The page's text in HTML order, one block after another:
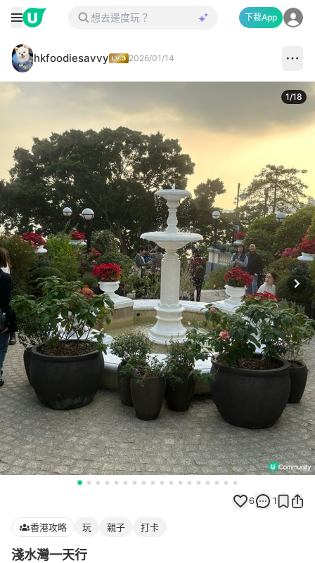
下載App
hkfoodiesavvy 2026/01/14
1/18
6 1
香港攻略 玩 親子 打卡
淺水灣一天行